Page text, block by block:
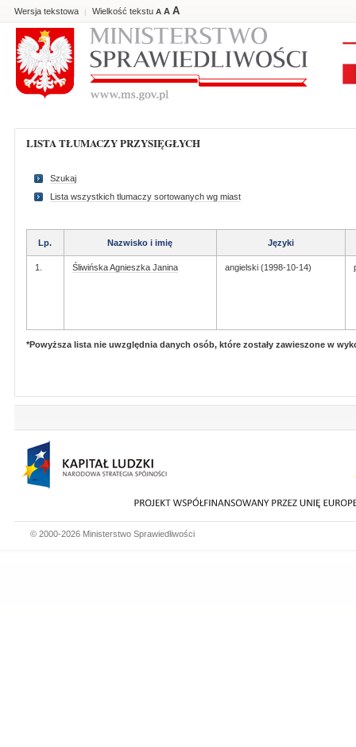
Wersja tekstowa | Wielkość tekstu A A A
LISTA TŁUMACZY PRZYSIĘGŁYCH
Szukaj
Lista wszystkich tlumaczy sortowanych wg miast
Lp. Nazwisko i imię Języki
1. Śliwińska Agnieszka Janina angielski (1998-10-14)
*Powyższa lista nie uwzględnia danych osób, które zostały zawieszone w
© 2000-2026 Ministerstwo Sprawiedliwości